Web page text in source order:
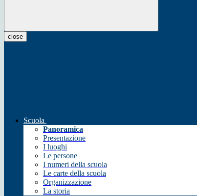
close
Scuola
Panoramica
Presentazione
I luoghi
Le persone
I numeri della scuola
Le carte della scuola
Organizzazione
La storia